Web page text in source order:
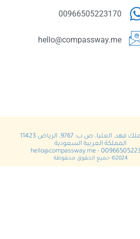
00966505223170
hello@compassway.me
العليا، ص.ب: 9767، الرياض 11423
المملكة العربية السعودية
hello@compassway.me -
2024© جميع الحقوق محفوظة